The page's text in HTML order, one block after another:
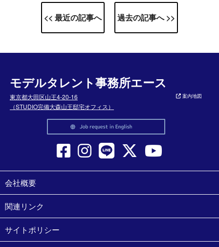
<< 最近の記事へ 過去の記事へ >>
モデルタレント事務所エース
東京都大田区山王4-20-16
（STUDIO完備大森山王邸宅オフィス）
案内地図
会社概要
関連リンク
サイトポリシー